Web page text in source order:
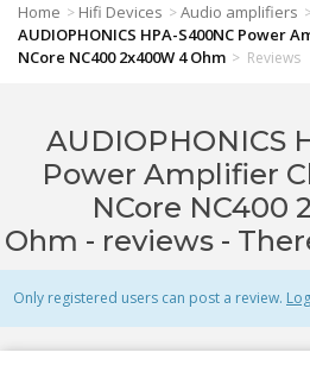
Home > Hifi Devices >Audio amplifiers
AUDIOPHONICS HPA-S400NC Power
NCore NC400 2x400W 4 Ohm > Reviews
AUDIOPHONICS
Power Amplifier
NCore NC400
Ohm - reviews -
Only registered users can post a review.